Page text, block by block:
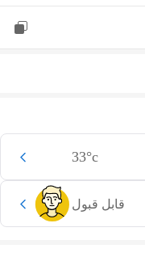
33°c
قابل قبول